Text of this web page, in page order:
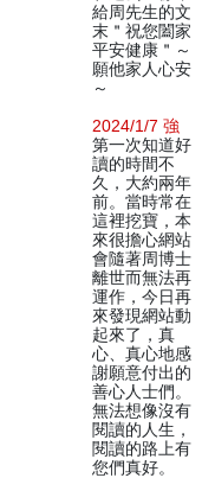
給周先生的文
末＂祝您闔家
平安健康＂～
願他家人心安
～
2024/1/7 強
第一次知道好
讀的時間不
久，大約兩年
前。當時常在
這裡挖寶，本
來很擔心網站
會隨著周博士
離世而無法再
運作，今日再
來發現網站動
起來了，真
心、真心地感
謝願意付出的
善心人士們。
無法想像沒有
閱讀的人生，
閱讀的路上有
您們真好。